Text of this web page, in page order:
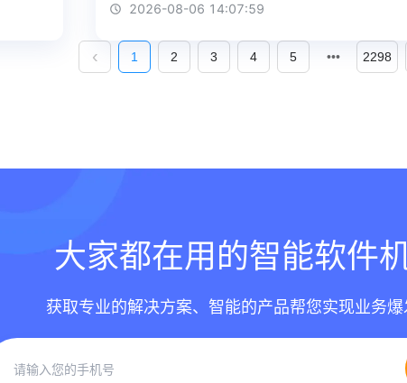
2026-08-06 14:07:59
1 2 3 4 5 2298
大家都在用的智能软件
获取专业的解决方案、智能的产品帮您实现业务